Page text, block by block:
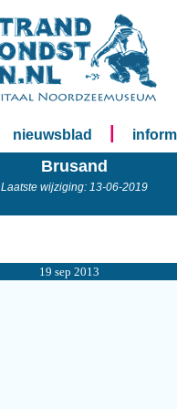
nieuwsblad
Brusand
Laatste wijziging: 13-06-2019
19 sep 2013